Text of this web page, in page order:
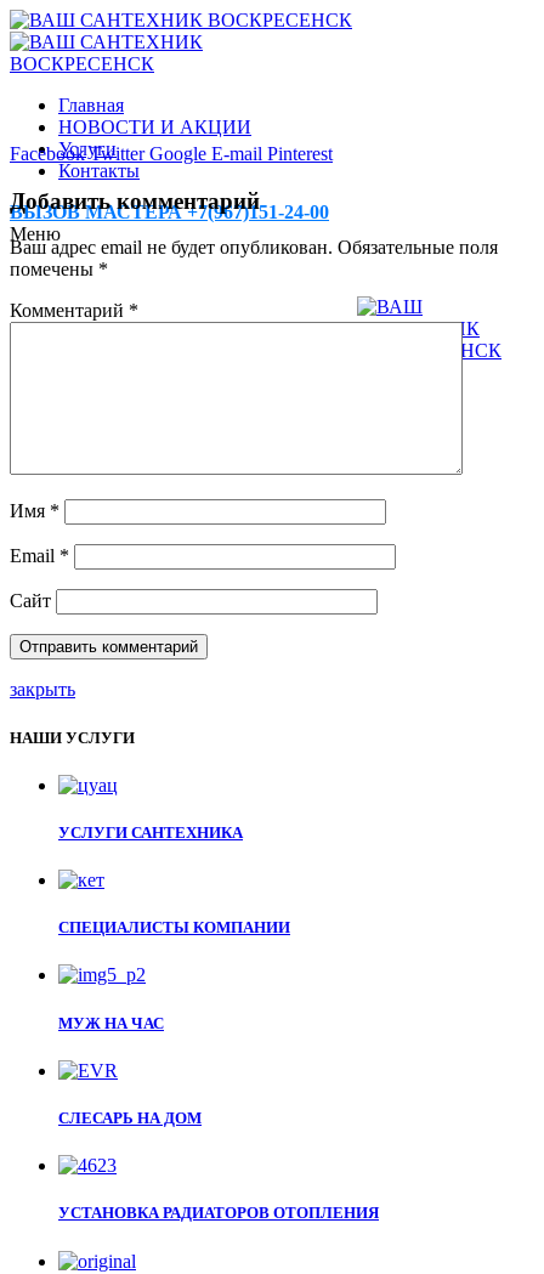
Главная
НОВОСТИ И АКЦИИ
Услуги
Контакты
ВЫЗОВ МАСТЕРА +7(967)151-24-00
Меню
Facebook Twitter Google E-mail Pinterest
Добавить комментарий
Ваш адрес email не будет опубликован. Обязательные поля
помечены *
Комментарий *
Имя *
Email *
Сайт
закрыть
НАШИ УСЛУГИ
УСЛУГИ САНТЕХНИКА
СПЕЦИАЛИСТЫ КОМПАНИИ
МУЖ НА ЧАС
СЛЕСАРЬ НА ДОМ
УСТАНОВКА РАДИАТОРОВ ОТОПЛЕНИЯ